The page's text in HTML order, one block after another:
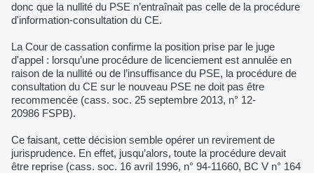
donc que la nullité du PSE n’entraînait pas celle de la procédure
d'information-consultation du CE.
La Cour de cassation confirme la position prise par le juge
d'appel : lorsqu’une procédure de licenciement est annulée en
raison de la nullité ou de l’insuffisance du PSE, la procédure de
consultation du CE sur le nouveau PSE ne doit pas être
recommencée (cass. soc. 25 septembre 2013, n° 12-
20986 FSPB).
Ce faisant, cette décision semble opérer un revirement de
jurisprudence. En effet, jusqu’alors, toute la procédure devait
être reprise (cass. soc. 16 avril 1996, n° 94-11660, BC V n° 164